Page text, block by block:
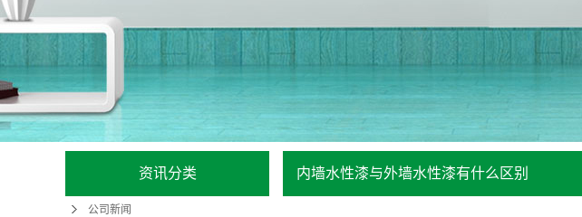
资讯分类
公司新闻
内墙水性漆与外墙水性漆有什么区别